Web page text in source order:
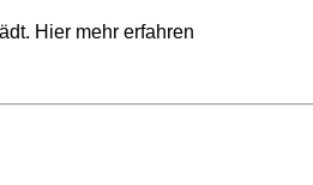
Hier mehr erfahren